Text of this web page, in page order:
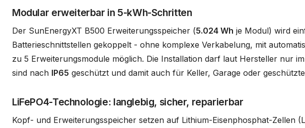
Modular erweiterbar in 5-kWh-Schritten
Der SunEnergyXT B500 Erweiterungsspeicher (5.024 Wh je Modul) wird
Batterieschnittstellen gekoppelt - ohne komplexe Verkabelung, mit
zu 5 Erweiterungsmodule möglich. Die Installation darf laut Hersteller nur
sind nach IP65 geschützt und damit auch für Keller, Garage oder
LiFePO4-Technologie: langlebig, sicher, reparierbar
Kopf- und Erweiterungsspeicher setzen auf Lithium-Eisenphosphat-Zellen